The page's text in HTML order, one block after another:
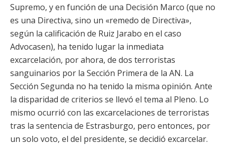
Supremo, y en función de una Decisión Marco (que no
es una Directiva, sino un «remedo de Directiva»,
según la calificación de Ruiz Jarabo en el caso
Advocasen), ha tenido lugar la inmediata
excarcelación, por ahora, de dos terroristas
sanguinarios por la Sección Primera de la AN. La
Sección Segunda no ha tenido la misma opinión. Ante
la disparidad de criterios se llevó el tema al Pleno. Lo
mismo ocurrió con las excarcelaciones de terroristas
tras la sentencia de Estrasburgo, pero entonces, por
un solo voto, el del presidente, se decidió excarcelar.